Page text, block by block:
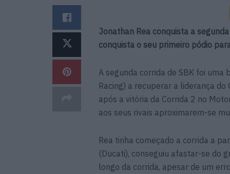
Jonathan Rea conquista a
conquista o seu primeiro pódio
A segunda corrida de SBK foi
Racing) a recuperar a liderança
após a vitória da Corrida 2 no
aos seus rivais aproximarem-se
Rea tinha começado a corrida a
(Ducati), conseguiu afastar-se do
longo da corrida, apesar de um